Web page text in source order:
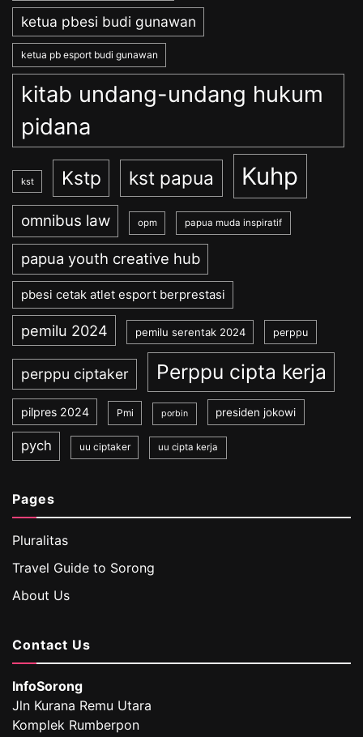
ketua pbesi budi gunawan
ketua pb esport budi gunawan
kitab undang-undang hukum
pidana
kst Kstp kst papua Kuhp
omnibus law opm papua muda inspiratif
papua youth creative hub
pbesi cetak atlet esport berprestasi
pemilu 2024 pemilu serentak 2024 perppu
perppu ciptaker Perppu cipta kerja
pilpres 2024 Pmi porbin presiden jokowi
pych uu ciptaker uu cipta kerja
Pages
Pluralitas
Travel Guide to Sorong
About Us
Contact Us
InfoSorong
Jln Kurana Remu Utara
Komplek Rumberpon